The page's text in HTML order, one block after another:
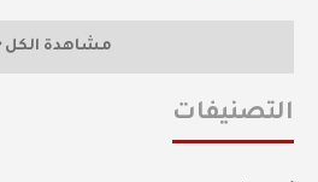
مشاهدة الكل
التصنيفات